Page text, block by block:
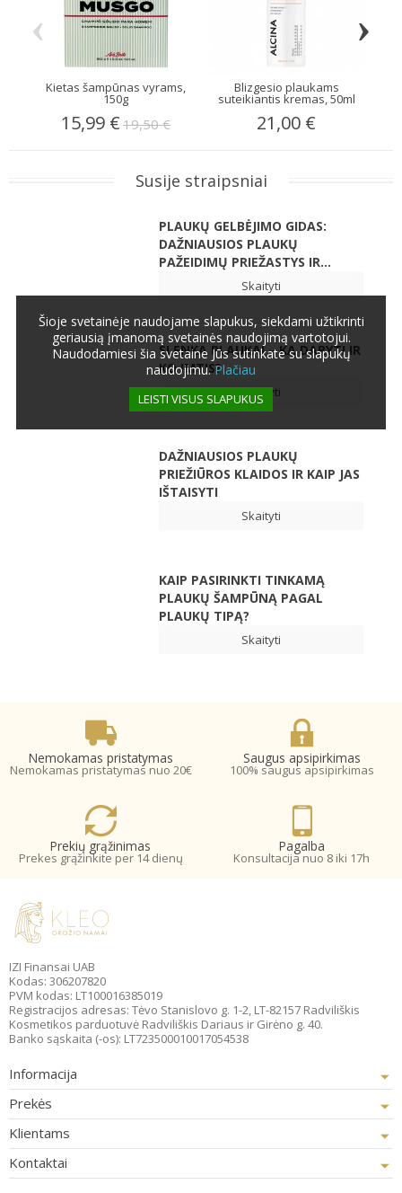
Kietas šampūnas vyrams,
150g
15,99 € 19,50 €
Blizgesio plaukams
suteikiantis kremas, 50ml
21,00 €
‹ ›
Susije straipsniai
PLAUKŲ GELBĖJIMO GIDAS:
DAŽNIAUSIOS PLAUKŲ
PAŽEIDIMŲ PRIEŽASTYS IR...
Skaityti
SLENKA PLAUKAI – KĄ DARYTI IR
KO IMTIS?
Skaityti
DAŽNIAUSIOS PLAUKŲ
PRIEŽIŪROS KLAIDOS IR KAIP JAS
IŠTAISYTI
Skaityti
KAIP PASIRINKTI TINKAMĄ
PLAUKŲ ŠAMPŪNĄ PAGAL
PLAUKŲ TIPĄ?
Skaityti
Nemokamas pristatymas
Nemokamas pristatymas nuo 20€
Saugus apsipirkimas
100% saugus apsipirkimas
Prekių grąžinimas
Prekes grąžinkite per 14 dienų
Pagalba
Konsultacija nuo 8 iki 17h
IZI Finansai UAB
Kodas: 306207820
PVM kodas: LT100016385019
Registracijos adresas: Tėvo Stanislovo g. 1-2, LT-82157 Radviliškis
Kosmetikos parduotuvė Radviliškis Dariaus ir Girėno g. 40.
Banko sąskaita (-os): LT723500010017054538
Informacija
Prekės
Klientams
Kontaktai
Šioje svetainėje naudojame slapukus, siekdami užtikrinti
geriausią įmanomą svetainės naudojimą vartotojui.
Naudodamiesi šia svetaine Jūs sutinkate su slapukų
naudojimu. Plačiau
LEISTI VISUS SLAPUKUS